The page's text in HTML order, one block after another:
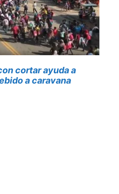
cortar ayuda a
a caravana